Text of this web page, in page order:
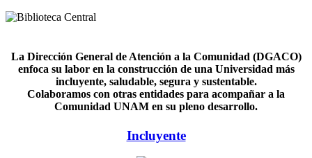
La Dirección General de Atención a la Comunidad (DGACO)
enfoca su labor en la construcción de una Universidad más
incluyente, saludable, segura y sustentable.
Colaboramos con otras entidades para acompañar a la
Comunidad UNAM en su pleno desarrollo.
Incluyente